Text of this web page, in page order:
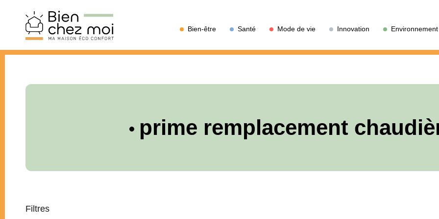
Bien-être Santé Mode de vie Innovation Environnement
prime remplacement
Filtres